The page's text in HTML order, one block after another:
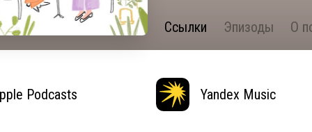
Ссылки Эпизоды О
Podcasts Yandex Music